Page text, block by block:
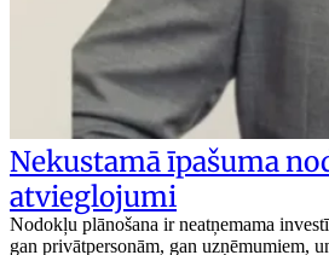
Nekustamā īpašuma
atvieglojumi
Nodokļu plānošana ir neatņemama
gan privātpersonām, gan uzņēmumiem,